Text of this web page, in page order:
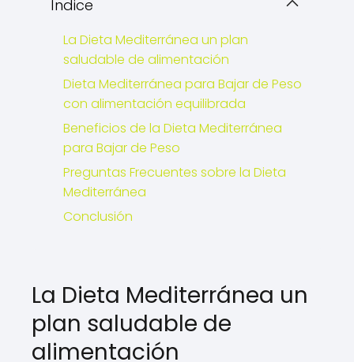
Índice
La Dieta Mediterránea un plan
saludable de alimentación
Dieta Mediterránea para Bajar de Peso
con alimentación equilibrada
Beneficios de la Dieta Mediterránea
para Bajar de Peso
Preguntas Frecuentes sobre la Dieta
Mediterránea
Conclusión
La Dieta Mediterránea un
plan saludable de
alimentación